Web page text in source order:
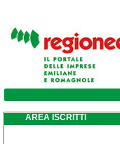
ambulatori-e-
campogalliano
AREA ISCRITTI